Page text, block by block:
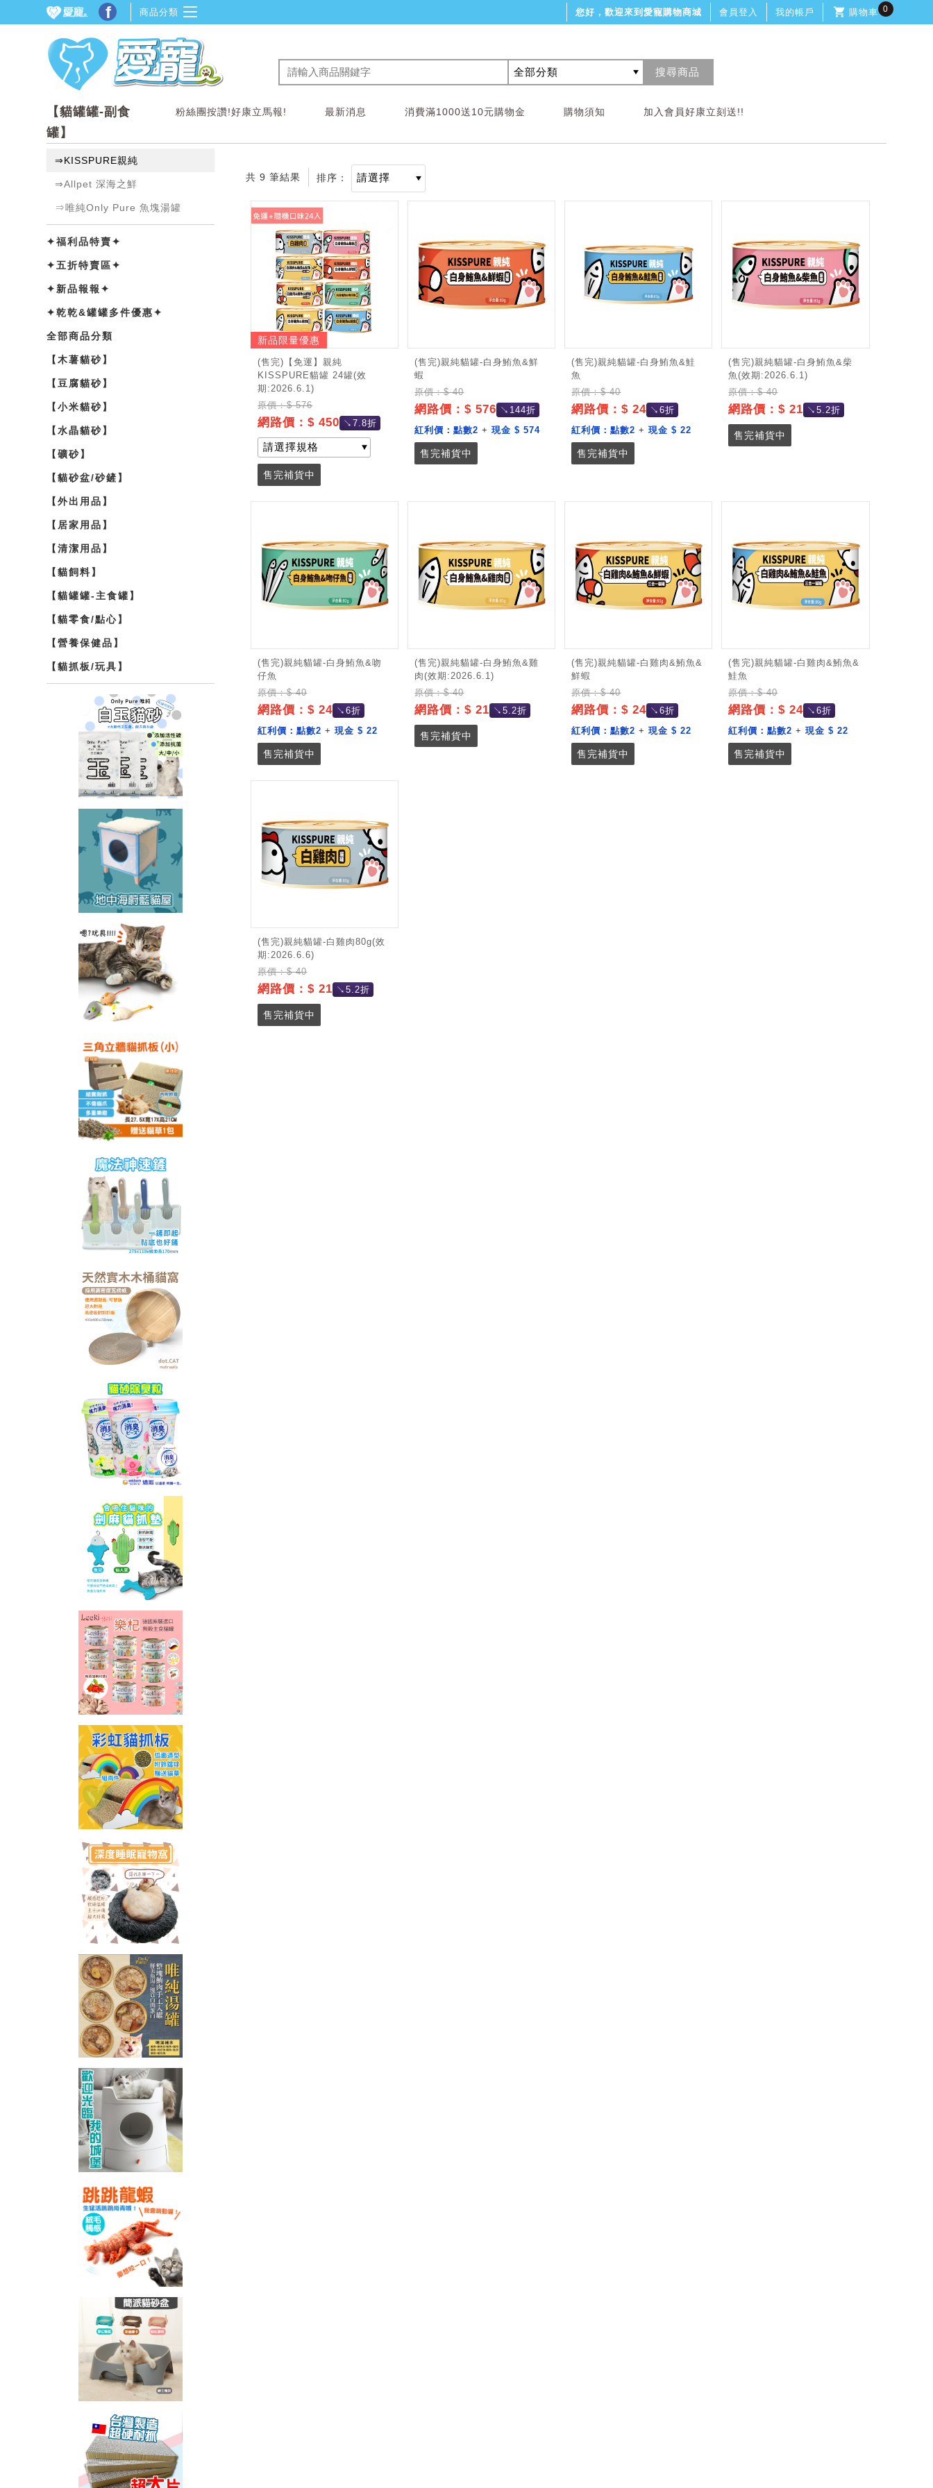
f 商品分類 您好，歡迎來到愛寵購物商城 會員登入 我的帳戶 購物車 0
【貓罐罐-副食
罐】
粉絲團按讚!好康立馬報! 最新消息 消費滿1000送10元購物金 購物須知 加入會員好康立刻送!!
⇒KISSPURE親純
⇒Allpet 深海之鮮
⇒唯純Only Pure 魚塊湯罐
✦福利品特賣✦
✦五折特賣區✦
✦新品報報✦
✦乾乾&罐罐多件優惠✦
全部商品分類
【木薯貓砂】
【豆腐貓砂】
【小米貓砂】
【水晶貓砂】
【礦砂】
【貓砂盆/砂鏟】
【外出用品】
【居家用品】
【清潔用品】
【貓飼料】
【貓罐罐-主食罐】
【貓零食/點心】
【營養保健品】
【貓抓板/玩具】
共 9 筆結果 排序：
新品限量優惠
(售完)【免運】親純
KISSPURE貓罐 24罐(效
期:2026.6.1)
原價：$ 576
網路價：$ 450 ↘7.8折
售完補貨中
(售完)親純貓罐-白身鮪魚&鮮
蝦
原價：$ 40
網路價：$ 576 ↘144折
紅利價：點數2 +現金 $ 574
售完補貨中
(售完)親純貓罐-白身鮪魚&鮭
魚
原價：$ 40
網路價：$ 24 ↘6折
紅利價：點數2 +現金 $ 22
售完補貨中
(售完)親純貓罐-白身鮪魚&柴
魚(效期:2026.6.1)
原價：$ 40
網路價：$ 21 ↘5.2折
售完補貨中
(售完)親純貓罐-白身鮪魚&吻
仔魚
原價：$ 40
網路價：$ 24 ↘6折
紅利價：點數2 +現金 $ 22
售完補貨中
(售完)親純貓罐-白身鮪魚&雞
肉(效期:2026.6.1)
原價：$ 40
網路價：$ 21 ↘5.2折
售完補貨中
(售完)親純貓罐-白雞肉&鮪魚&
鮮蝦
原價：$ 40
網路價：$ 24 ↘6折
紅利價：點數2 +現金 $ 22
售完補貨中
(售完)親純貓罐-白雞肉&鮪魚&
鮭魚
原價：$ 40
網路價：$ 24 ↘6折
紅利價：點數2 +現金 $ 22
售完補貨中
(售完)親純貓罐-白雞肉80g(效
期:2026.6.6)
原價：$ 40
網路價：$ 21 ↘5.2折
售完補貨中